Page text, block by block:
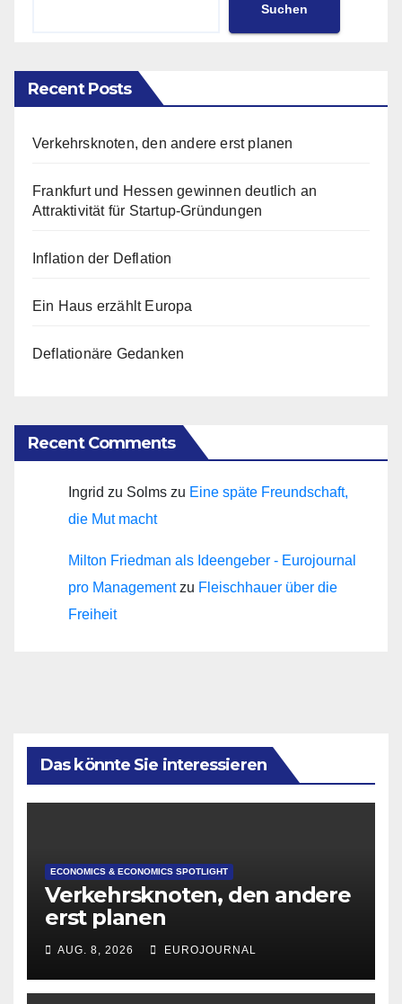
Suchen
Recent Posts
Verkehrsknoten, den andere erst planen
Frankfurt und Hessen gewinnen deutlich an
Attraktivität für Startup-Gründungen
Inflation der Deflation
Ein Haus erzählt Europa
Deflationäre Gedanken
Recent Comments
Ingrid zu Solms zu Eine späte Freundschaft,
die Mut macht
Milton Friedman als Ideengeber - Eurojournal
pro Managementzu Fleischhauer über die
Freiheit
Das könnte Sie interessieren
ECONOMICS & ECONOMICS SPOTLIGHT
Verkehrsknoten, den andere
erst planen
AUG. 8, 2026 EUROJOURNAL